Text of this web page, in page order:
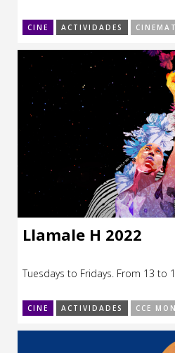
CINE ACTIVIDADES
Llamale H 2022
Tuesdays to Fridays. From 13 to
CINE ACTIVIDADES CCE